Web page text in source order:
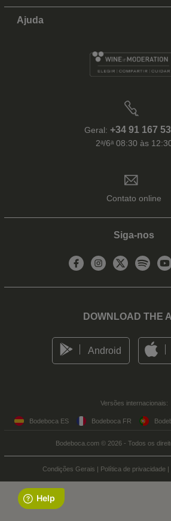
Ajuda
Geral: +34 91 167
2ᵃ/6ᵃ 08:30 às
Contato online
Siga-nos
DOWNLOAD THE
Android
Versões internacionais:
Bodeboca ES Bodeboca FR
Bodeboca.com © 2026 - Todos os
Condições Gerais | Política de privacidade |